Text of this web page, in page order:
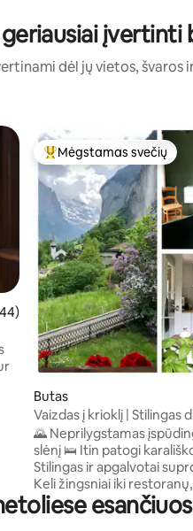
dėl jų vietos, švaros
4,97 iš 5,
Svečių mėgstamiausias
Mėgstamas svečių
Butas
Vaizdas į krioklį | Stilingas
patogi lova
🌄 Neprilygstamas
slėnį 🛌 Itin patogi
Stilingas ir apgalvotai
Keli žingsniai iki
parduotuvių 🚶‍♂️ 7–8 min.
1–2 min. autobusu) iki